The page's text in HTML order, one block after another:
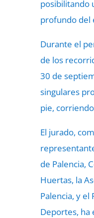
posibilitando
profundo del
Durante el
de los
30 de
singulares
pie,
El jurado,
de Palencia,
Huertas, la
Palencia, y
Deportes, ha